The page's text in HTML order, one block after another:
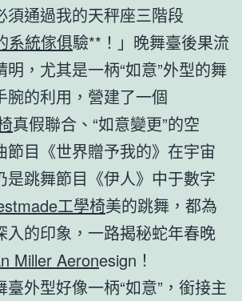
須通過我的天秤座三階段
系統傢俱驗**！」晚舞臺後果流
，尤其是一柄“如意”外型的舞
腕的利用，營建了一個
真假聯合、“如意變更”的空
節目《世界贈予我的》在宇宙
是跳舞節目《伊人》中于數字
工學椅美的跳舞，都為
入的印象，一路揭秘蛇年春晚
Miller Aeronesign！
臺外型好像一柄“如意”，銜接主